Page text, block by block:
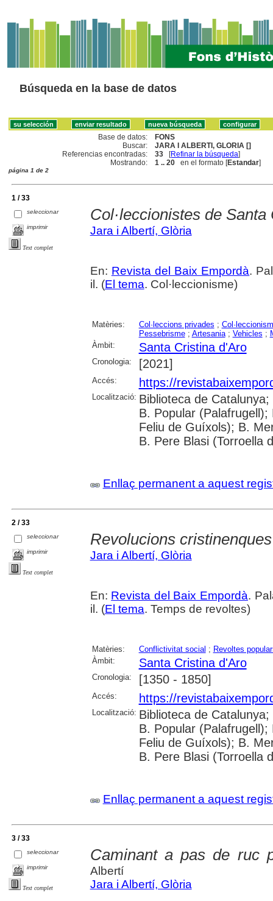
Búsqueda en la base de datos
Base de datos:
FONS
Buscar:
JARA I ALBERTI, GLORIA []
Referencias encontradas:
33 [Refinar la búsqueda]
Mostrando:
1 .. 20 en el formato [Estandar]
página 1 de 2
1 / 33
seleccionar
imprimir
Text complet
Col·leccionistes de Santa
Jara i Albertí, Glòria
En: Revista del Baix Empordà.
il. (El tema. Col·leccionisme)
Matèries: Col·leccions privades ;
Pessebrisme; Artesania; Vehicles ;
Àmbit:
Santa Cristina d'Aro
Cronologia: [2021]
Accés: https://
Localització: Biblioteca de
B. Popular
Feliu de Guíxols); B.
B. Pere Blasi (Torroella
Enllaç permanent a aquest
2 / 33
seleccionar
imprimir
Text complet
Revolucions cristinenques
Jara i Albertí, Glòria
En: Revista del Baix Empordà.
il. (El tema. Temps de revoltes)
Matèries: Conflictivitat social ; Revoltes
Àmbit:
Santa Cristina d'Aro
Cronologia: [1350 - 1850]
Accés: https://
Localització: Biblioteca de
B. Popular
Feliu de Guíxols); B.
B. Pere Blasi (Torroella
Enllaç permanent a aquest
3 / 33
seleccionar
imprimir
Text complet
Caminant a pas de ruc
Albertí
Jara i Albertí, Glòria